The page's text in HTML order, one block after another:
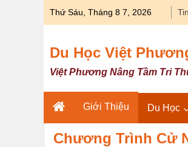
Thứ Sáu, Tháng 8 7, 2026
Du Học Việt
Việt Phương Nâng Tầm Tri
Giới Thiệu Du Học
Chương Trình Cử